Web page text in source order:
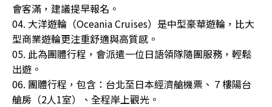
會客滿，建議提早報名。
04. 大洋遊輪（Oceania Cruises）是中型豪華遊輪，比大
型商業遊輪更注重舒適與高質感。
05. 此為團體行程，會派遣一位日語領隊隨團服務，輕鬆
出遊。
06. 團體行程，包含：台北至日本經濟艙機票、７樓陽台
艙房（2人1室）、全程岸上觀光。